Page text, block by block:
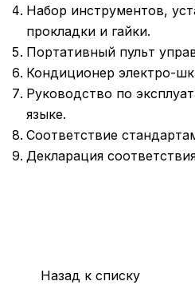
Набор инструментов,
прокладки и гайки.
Портативный пульт
Кондиционер электро-
Руководство по
языке.
Соответствие
Декларация
Назад к списку